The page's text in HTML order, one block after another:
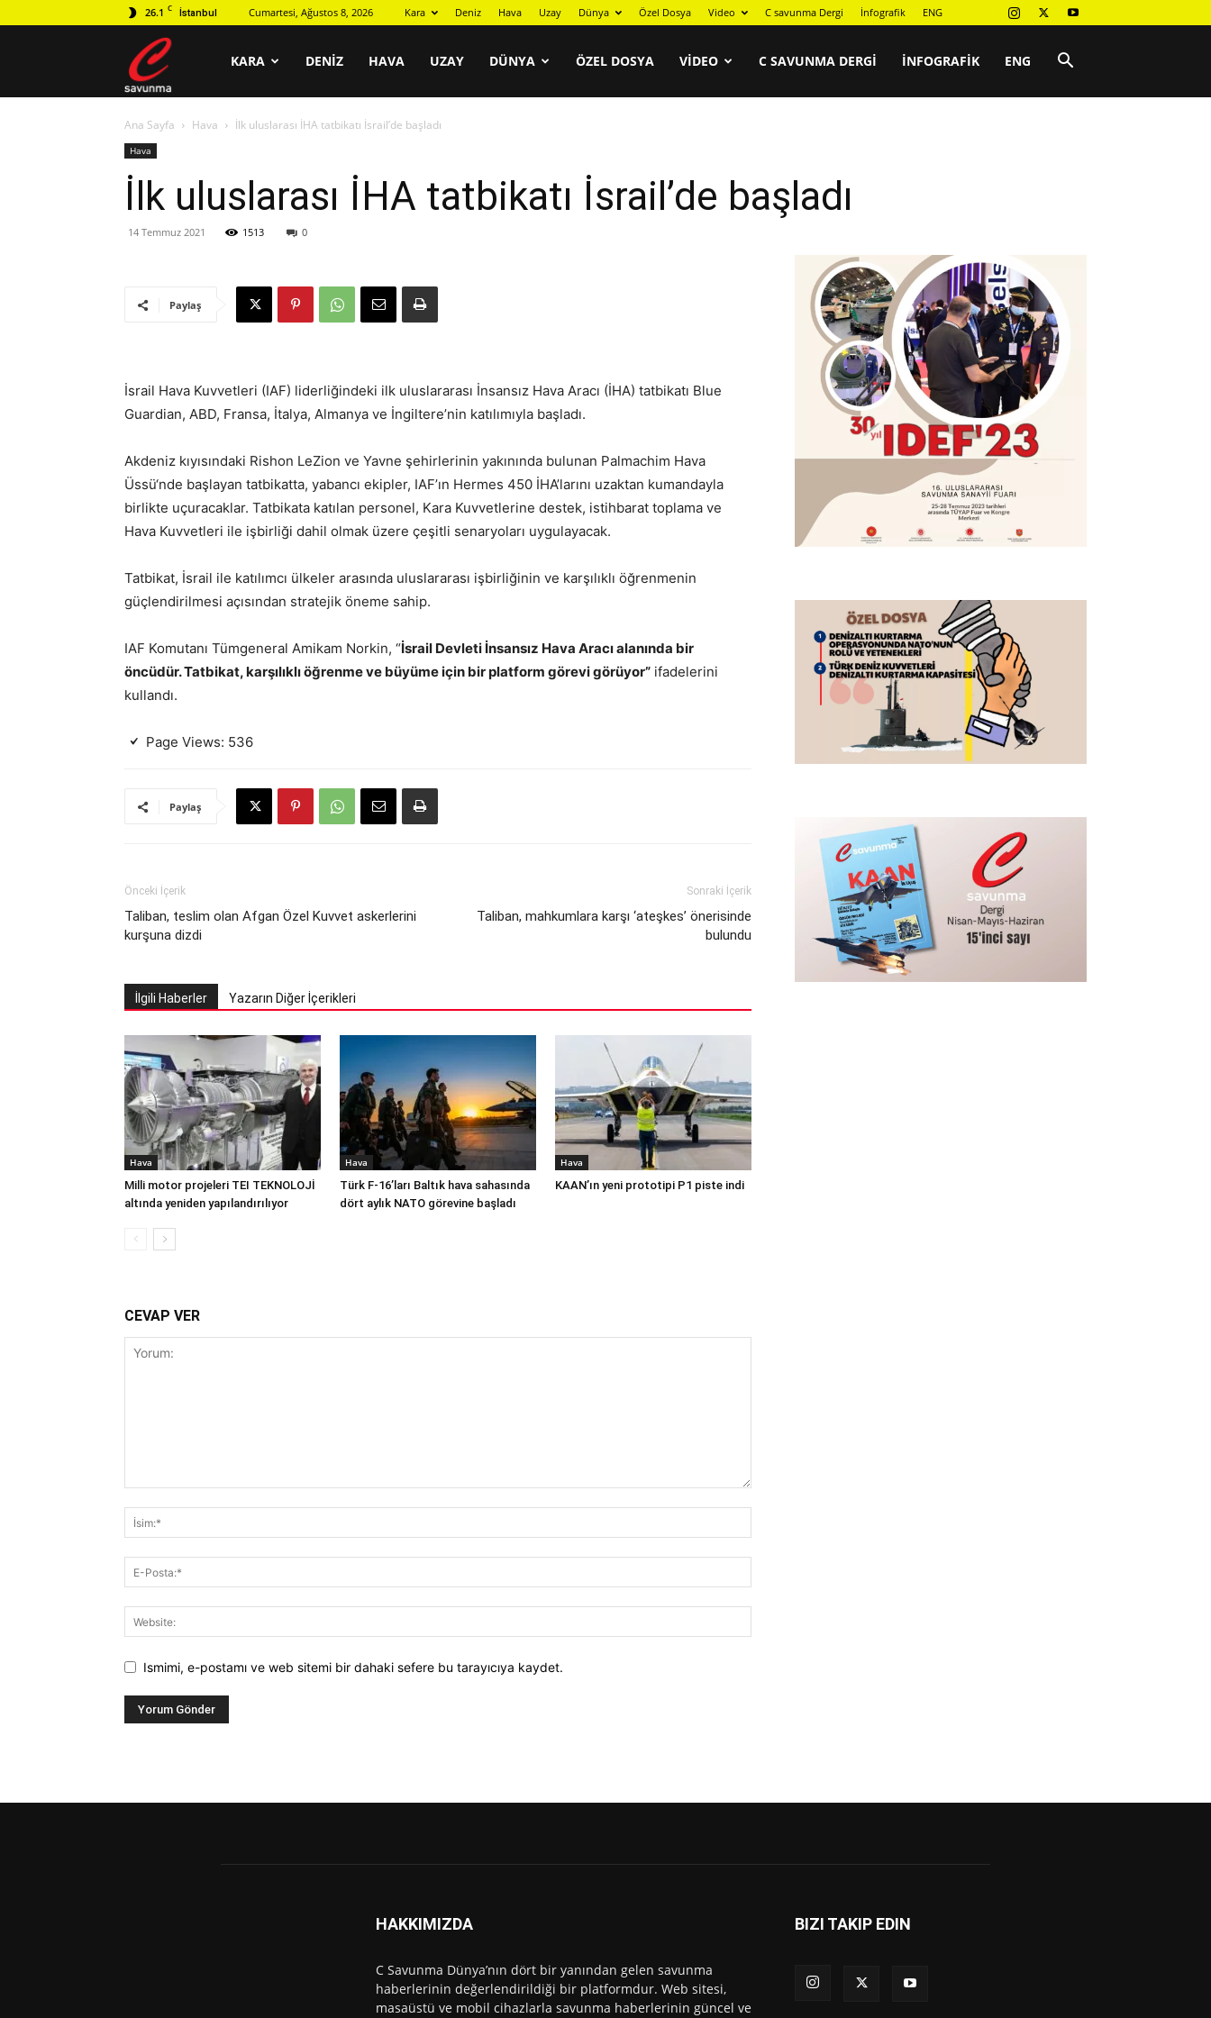
26.1 C İstanbul Cumartesi, Ağustos 8, 2026 Kara Deniz Hava Uzay Dünya Özel Dosya Video C savunma Dergi İnfografik ENG
savunma
KARA DENIZ HAVA UZAY DÜNYA ÖZEL DOSYA VIDEO C SAVUNMA DERGI İNFOGRAFIK ENG
Ana Sayfa Hava İlk uluslarası İHA tatbikatı İsrail’de başladı
Hava
İlk uluslarası İHA tatbikatı İsrail’de başladı
14 Temmuz 2021 1513 0
Paylaş
İsrail Hava Kuvvetleri (IAF) liderliğindeki ilk uluslararası İnsansız Hava Aracı (İHA) tatbikatı Blue
Guardian, ABD, Fransa, İtalya, Almanya ve İngiltere’nin katılımıyla başladı.
Akdeniz kıyısındaki Rishon LeZion ve Yavne şehirlerinin yakınında bulunan Palmachim Hava
Üssü‘nde başlayan tatbikatta, yabancı ekipler, IAF’ın Hermes 450 İHA’larını uzaktan kumandayla
birlikte uçuracaklar. Tatbikata katılan personel, Kara Kuvvetlerine destek, istihbarat toplama ve
Hava Kuvvetleri ile işbirliği dahil olmak üzere çeşitli senaryoları uygulayacak.
Tatbikat, İsrail ile katılımcı ülkeler arasında uluslararası işbirliğinin ve karşılıklı öğrenmenin
güçlendirilmesi açısından stratejik öneme sahip.
IAF Komutanı Tümgeneral Amikam Norkin, “İsrail Devleti İnsansız Hava Aracı alanında bir
öncüdür. Tatbikat, karşılıklı öğrenme ve büyüme için bir platform görevi görüyor” ifadelerini
kullandı.
Page Views: 536
Paylaş
Önceki İçerik
Taliban, teslim olan Afgan Özel Kuvvet askerlerini
kurşuna dizdi
Sonraki İçerik
Taliban, mahkumlara karşı ‘ateşkes’ önerisinde
bulundu
İlgili Haberler Yazarın Diğer İçerikleri
Hava
Milli motor projeleri TEI TEKNOLOJİ
altında yeniden yapılandırılıyor
Hava
Türk F-16’ları Baltık hava sahasında
dört aylık NATO görevine başladı
Hava
KAAN’ın yeni prototipi P1 piste indi
CEVAP VER
Ismimi, e-postamı ve web sitemi bir dahaki sefere bu tarayıcıya kaydet.
HAKKIMIZDA
C Savunma Dünya’nın dört bir yanından gelen savunma
haberlerinin değerlendirildiği bir platformdur. Web sitesi,
masaüstü ve mobil cihazlarla savunma haberlerinin güncel ve
BIZI TAKIP EDIN